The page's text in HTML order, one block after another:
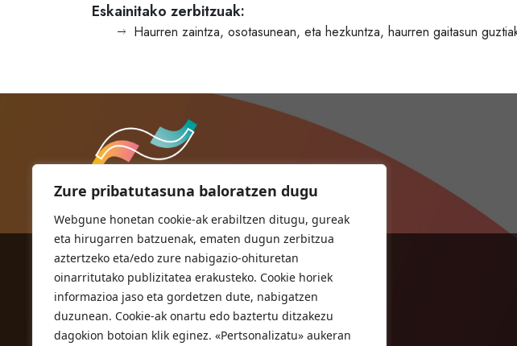
Zure pribatutasuna baloratzen dugu
Webgune honetan cookie-ak erabiltzen ditugu, gureak
eta hirugarren batzuenak, ematen dugun zerbitzua
aztertzeko eta/edo zure nabigazio-ohituretan
oinarritutako publizitatea erakusteko. Cookie horiek
informazioa jaso eta gordetzen dute, nabigatzen
duzunean. Cookie-ak onartu edo baztertu ditzakezu
dagokion botoian klik eginez. «Pertsonalizatu» aukeran
Eskainitako zerbitzuak:
Haurren zaintza, osotasunean, eta hezkuntza, haurren gaitasun
ORIOKO UDALA
Herriko plaza,1
20810 Orio (Gipuzkoa)
T. 943 83 03 46